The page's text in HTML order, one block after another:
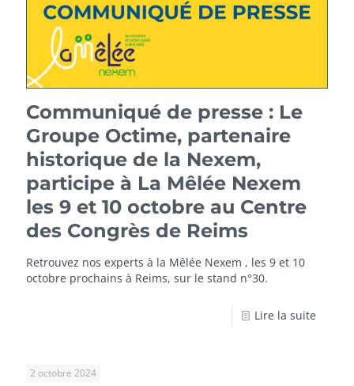
Communiqué de presse : Le
Groupe Octime, partenaire
historique de la Nexem,
participe à La Mêlée Nexem
les 9 et 10 octobre au Centre
des Congrès de Reims
Retrouvez nos experts à la Mêlée Nexem , les 9 et 10
octobre prochains à Reims, sur le stand n°30.
Lire la suite
2 octobre 2024